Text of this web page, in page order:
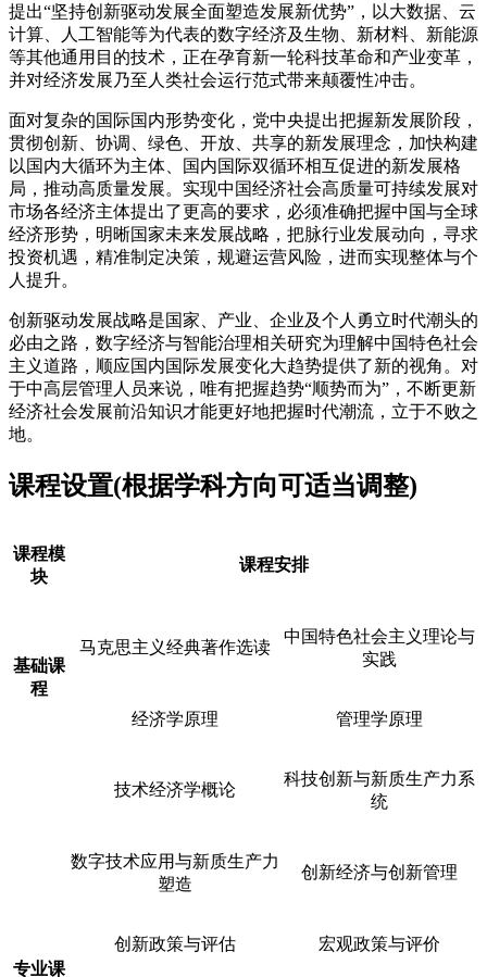
提出“坚持创新驱动发展全面塑造发展新优势”，以大数据、云
计算、人工智能等为代表的数字经济及生物、新材料、新能源
等其他通用目的技术，正在孕育新一轮科技革命和产业变革，
并对经济发展乃至人类社会运行范式带来颠覆性冲击。
面对复杂的国际国内形势变化，党中央提出把握新发展阶段，
贯彻创新、协调、绿色、开放、共享的新发展理念，加快构建
以国内大循环为主体、国内国际双循环相互促进的新发展格
局，推动高质量发展。实现中国经济社会高质量可持续发展对
市场各经济主体提出了更高的要求，必须准确把握中国与全球
经济形势，明晰国家未来发展战略，把脉行业发展动向，寻求
投资机遇，精准制定决策，规避运营风险，进而实现整体与个
人提升。
创新驱动发展战略是国家、产业、企业及个人勇立时代潮头的
必由之路，数字经济与智能治理相关研究为理解中国特色社会
主义道路，顺应国内国际发展变化大趋势提供了新的视角。对
于中高层管理人员来说，唯有把握趋势“顺势而为”，不断更新
经济社会发展前沿知识才能更好地把握时代潮流，立于不败之
地。
课程设置(根据学科方向可适当调整)
课程模
块
课程安排
基础课
程
马克思主义经典著作选读
中国特色社会主义理论与
实践
经济学原理 管理学原理
专业课
技术经济学概论
科技创新与新质生产力系
统
数字技术应用与新质生产力
塑造
创新经济与创新管理
创新政策与评估 宏观政策与评价